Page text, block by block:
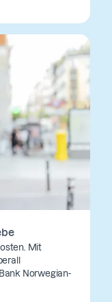
Mit
Norwegian-